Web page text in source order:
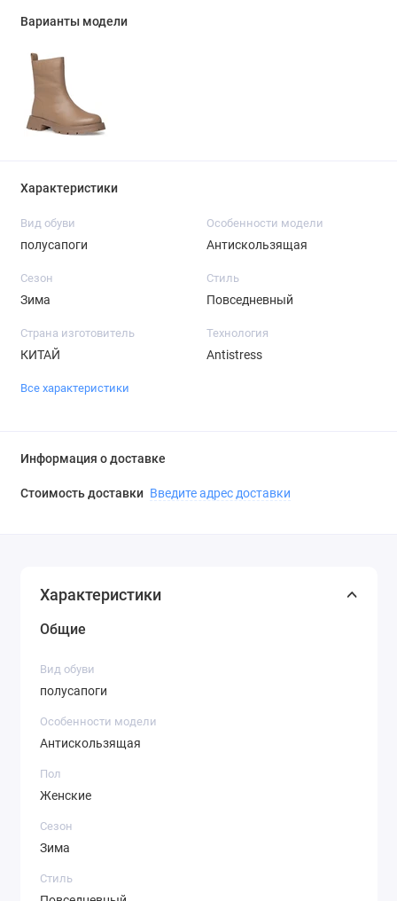
Варианты модели
Характеристики
Вид обуви
полусапоги
Особенности модели
Антискользящая
Сезон
Зима
Стиль
Повседневный
Страна изготовитель
КИТАЙ
Технология
Antistress
Все характеристики
Информация о доставке
Стоимость доставки Введите адрес доставки
Характеристики
Общие
Вид обуви
полусапоги
Особенности модели
Антискользящая
Пол
Женские
Сезон
Зима
Стиль